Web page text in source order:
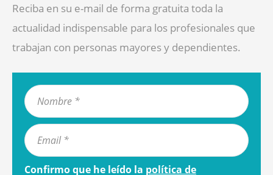
Reciba en su e-mail de forma gratuita toda la
actualidad indispensable para los profesionales que
trabajan con personas mayores y dependientes.
Confirmo que he leído la política de